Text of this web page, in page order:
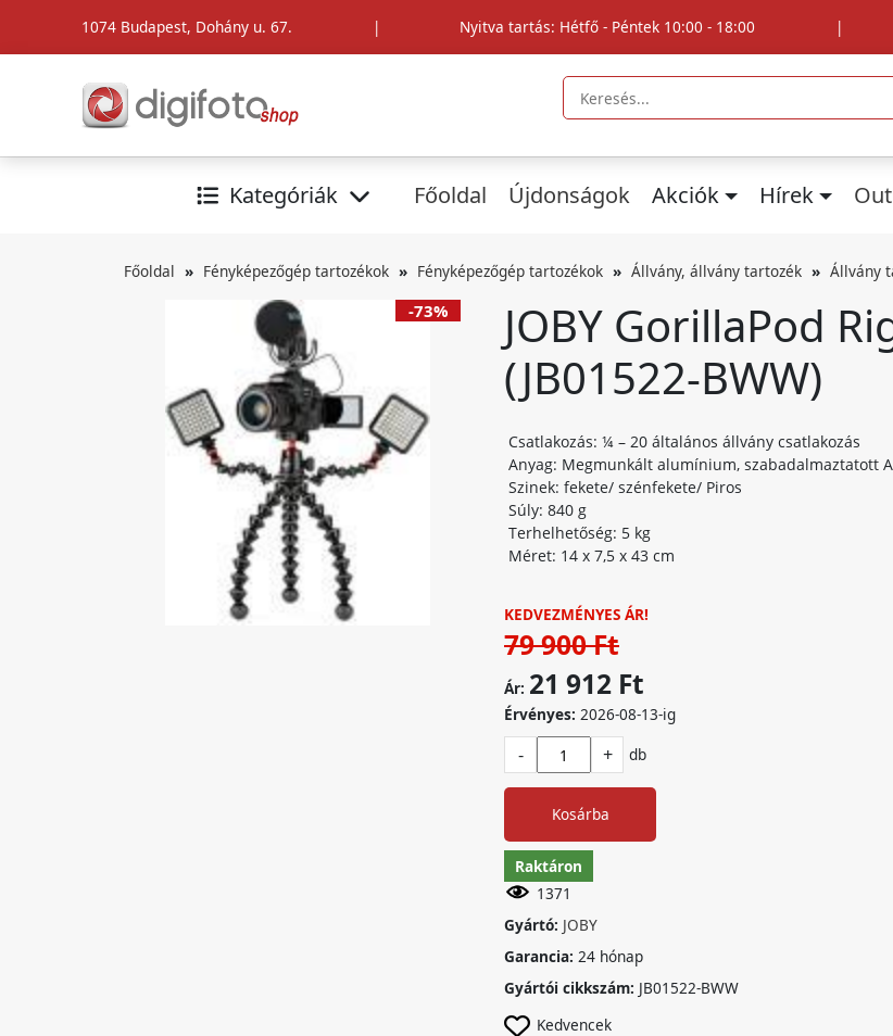
1074 Budapest, Dohány u. 67. | Nyitva tartás: Hétfő - Péntek 10:00 - 18:00 |
Kategóriák Főoldal Újdonságok Akciók Hírek
Főoldal Fényképezőgép tartozékok Fényképezőgép tartozékok Állvány, állvány tartozék Állvány
-73%
JOBY GorillaPod
(JB01522-BWW)
Csatlakozás: ¼ – 20 általános állvány csatlakozás
Anyag: Megmunkált alumínium, szabadalmaztatott
Szinek: fekete/ szénfekete/ Piros
Súly: 840 g
Terhelhetőség: 5 kg
Méret: 14 x 7,5 x 43 cm
KEDVEZMÉNYES ÁR!
79 900 Ft
Ár: 21 912 Ft
Érvényes: 2026-08-13-ig
- + db
Kosárba
Raktáron
1371
Gyártó: JOBY
Garancia: 24 hónap
Gyártói cikkszám: JB01522-BWW
Kedvencek